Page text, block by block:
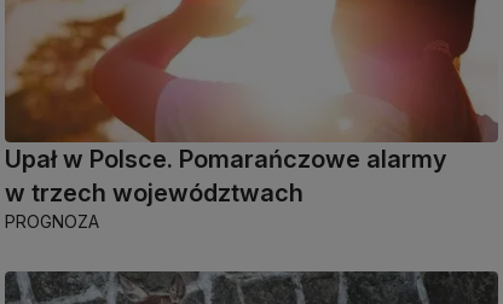
Upał w Polsce. Pomarańczowe alarmy
w trzech województwach
PROGNOZA